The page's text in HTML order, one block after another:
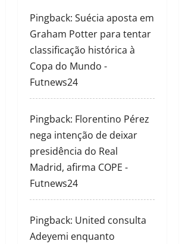
Pingback: Suécia aposta em
Graham Potter para tentar
classificação histórica à
Copa do Mundo -
Futnews24
Pingback: Florentino Pérez
nega intenção de deixar
presidência do Real
Madrid, afirma COPE -
Futnews24
Pingback: United consulta
Adeyemi enquanto